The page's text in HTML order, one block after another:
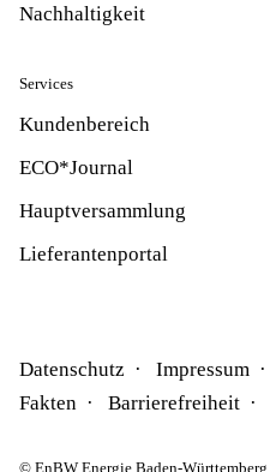
Nachhaltigkeit
Services
Kundenbereich
ECO*Journal
Hauptversammlung
Lieferantenportal
Datenschutz Impressum
Fakten
Barrierefreiheit
© EnBW Energie Baden-